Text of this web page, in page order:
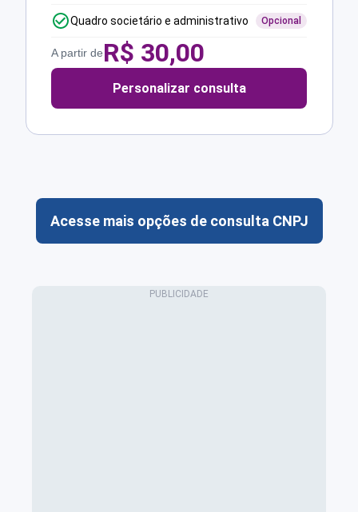
Quadro societário e administrativo Opcional
A partir deR$ 30,00
Personalizar consulta
Acesse mais opções de consulta CNPJ